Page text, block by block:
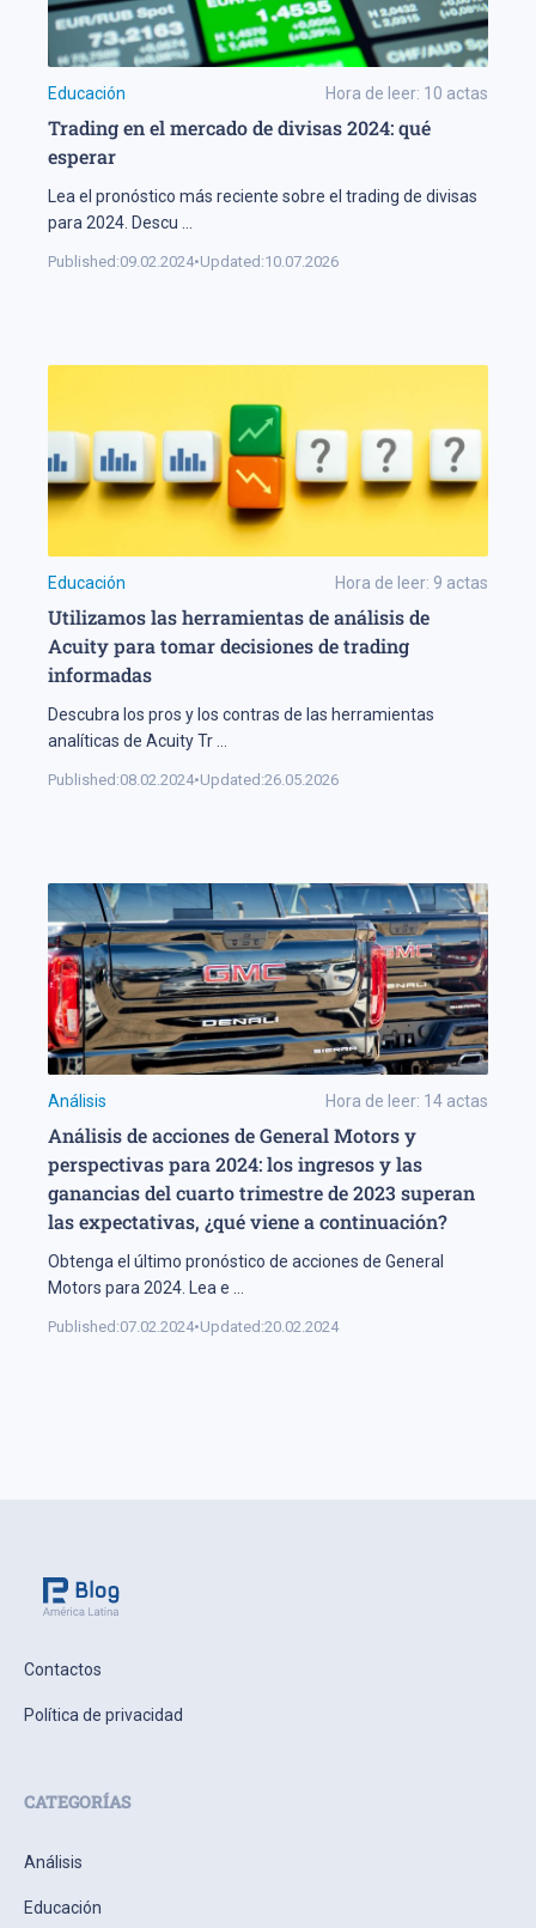
Educación Hora de leer: 10 actas
Trading en el mercado de divisas 2024: qué
esperar
Lea el pronóstico más reciente sobre el trading de divisas
para 2024. Descu
Published:09.02.2024•Updated:10.07.2026
Educación Hora de leer: 9 actas
Utilizamos las herramientas de análisis de
Acuity para tomar decisiones de trading
informadas
Descubra los pros y los contras de las herramientas
analíticas de Acuity Tr
Published:08.02.2024•Updated:26.05.2026
Análisis Hora de leer: 14 actas
Análisis de acciones de General Motors y
perspectivas para 2024: los ingresos y las
ganancias del cuarto trimestre de 2023 superan
las expectativas, ¿qué viene a continuación?
Obtenga el último pronóstico de acciones de General
Motors para 2024. Lea e
Published:07.02.2024•Updated:20.02.2024
Contactos
Política de privacidad
CATEGORÍAS
Análisis
Educación